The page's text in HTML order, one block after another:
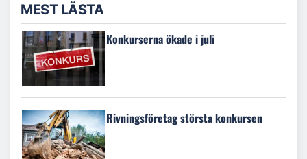
MEST LÄSTA
Konkurserna ökade i juli
Rivningsföretag största konkursen